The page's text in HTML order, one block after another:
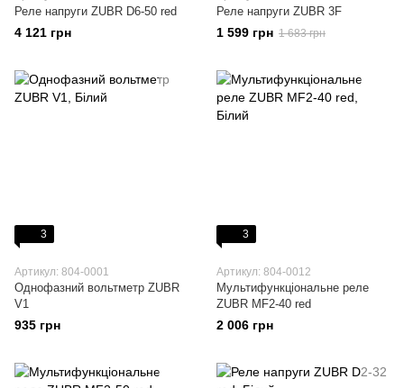
Реле напруги ZUBR D6-50 red
4 121 грн
Реле напруги ZUBR 3F
1 599 грн 1 683 грн
3
Артикул: 804-0001
Однофазний вольтметр ZUBR
V1
935 грн
3
Артикул: 804-0012
Мультифункціональне реле
ZUBR MF2-40 red
2 006 грн